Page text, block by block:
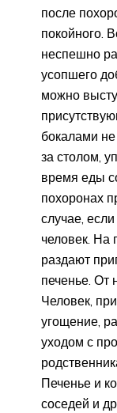
после
покойного.
неспешно
усопшего
можно
бокалами
за столом,
время еды
похоронах
случае,
человек. На
раздают
печенье. От
Человек,
угощение,
уходом с
Печенье и
соседей и